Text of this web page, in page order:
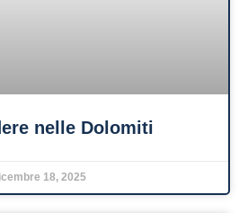
nelle Dolomiti
18, 2025